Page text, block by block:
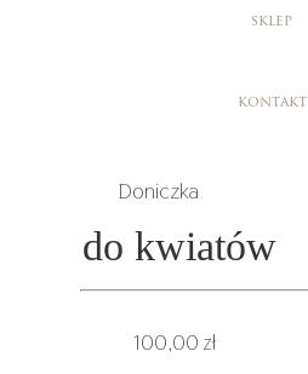
sklep
kontakt
100,00 zł
Doniczka
do kwiatów